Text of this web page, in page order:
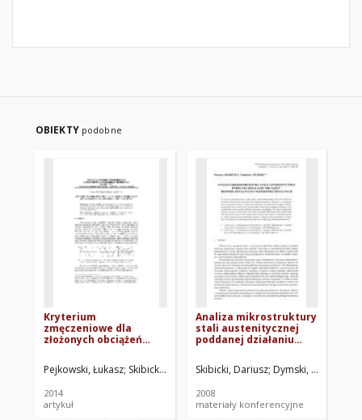
OBIEKTY podobne
Kryterium
zmęczeniowe dla
złożonych obciążeń
przesunięciem
fazowym
Pejkowski, Łukasz Skibicki, Dariusz Mroziński, Stanisław. Red.
2014
artykuł
Analiza mikrostruktury
stali austenitycznej
poddanej działaniu
proporcjonalnych i
nieproporcjonalnych
Skibicki, Dariusz Dymski, Stanisław
2008
materiały konferencyjne